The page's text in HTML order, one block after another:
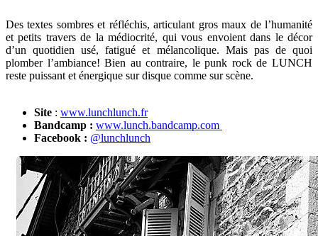
Des textes sombres et réfléchis, articulant gros maux de l’humanité
et petits travers de la médiocrité, qui vous envoient dans le décor
d’un quotidien usé, fatigué et mélancolique. Mais pas de quoi
plomber l’ambiance! Bien au contraire, le punk rock de LUNCH
reste puissant et énergique sur disque comme sur scène.
Site : www.lunchlunch.fr
Bandcamp : www.lunch.bandcamp.com
Facebook : @lunchlunch